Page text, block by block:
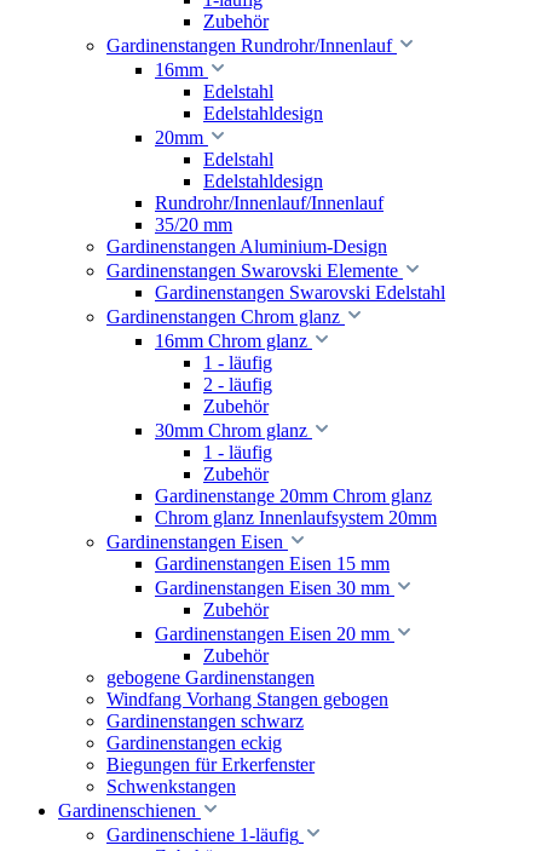
Zubehör
Gardinenstangen Rundrohr/Innenlauf
16mm
Edelstahl
Edelstahldesign
20mm
Edelstahl
Edelstahldesign
Rundrohr/Innenlauf/Innenlauf
35/20 mm
Gardinenstangen Aluminium-Design
Gardinenstangen Swarovski Elemente
Gardinenstangen Swarovski Edelstahl
Gardinenstangen Chrom glanz
16mm Chrom glanz
1 - läufig
2 - läufig
Zubehör
30mm Chrom glanz
1 - läufig
Zubehör
Gardinenstange 20mm Chrom glanz
Chrom glanz Innenlaufsystem 20mm
Gardinenstangen Eisen
Gardinenstangen Eisen 15 mm
Gardinenstangen Eisen 30 mm
Zubehör
Gardinenstangen Eisen 20 mm
Zubehör
gebogene Gardinenstangen
Windfang Vorhang Stangen gebogen
Gardinenstangen schwarz
Gardinenstangen eckig
Biegungen für Erkerfenster
Schwenkstangen
Gardinenschienen
Gardinenschiene 1-läufig